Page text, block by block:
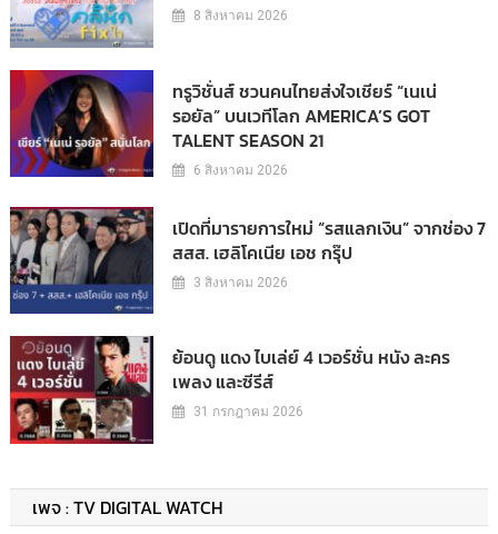
8 สิงหาคม 2026
ทรูวิชั่นส์ ชวนคนไทยส่งใจเชียร์ “เนเน่
รอยัล” บนเวทีโลก AMERICA’S GOT
TALENT SEASON 21
6 สิงหาคม 2026
เปิดที่มารายการใหม่ “รสแลกเงิน” จากช่อง 7
สสส. เฮลิโคเนีย เอช กรุ๊ป
3 สิงหาคม 2026
ย้อนดู แดง ไบเล่ย์ 4 เวอร์ชั่น หนัง ละคร
เพลง และซีรีส์
31 กรกฎาคม 2026
เพจ : TV DIGITAL WATCH